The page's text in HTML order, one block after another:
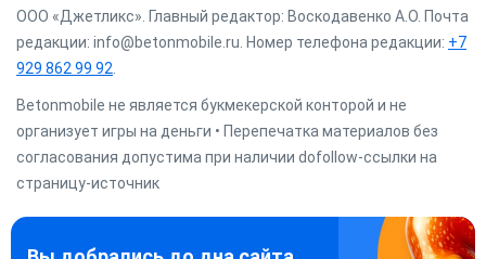
ООО «Джетликс». Главный редактор: Воскодавенко А.О. Почта
редакции: info@betonmobile.ru. Номер телефона редакции: +7
929 862 99 92
Betonmobile не является букмекерской конторой и не
организует игры на деньги • Перепечатка материалов без
согласования допустима при наличии dofollow-ссылки на
страницу-источник